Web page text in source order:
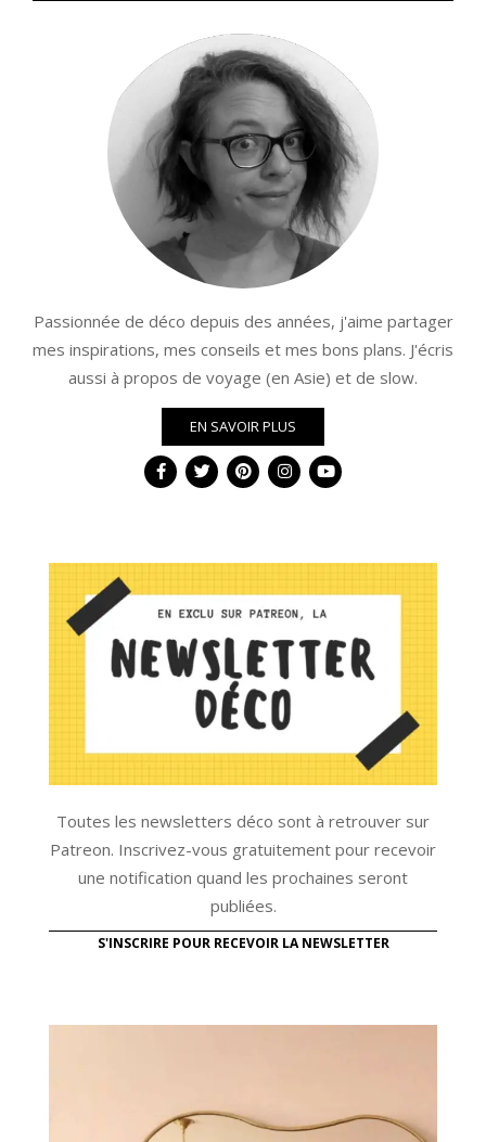
Passionnée de déco depuis des années, j'aime partager
mes inspirations, mes conseils et mes bons plans. J'écris
aussi à propos de voyage (en Asie) et de slow.
EN SAVOIR PLUS
Toutes les newsletters déco sont à retrouver sur
Patreon. Inscrivez-vous gratuitement pour recevoir
une notification quand les prochaines seront
publiées.
S'INSCRIRE POUR RECEVOIR LA NEWSLETTER